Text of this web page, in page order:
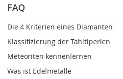
unseren
an:
FAQ
Die 4 Kriterien eines Diamanten
Klassifizierung der Tahitiperlen
Meteoriten kennenlernen
Was ist Edelmetalle